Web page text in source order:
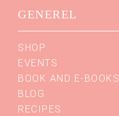
GENEREL
SHOP
EVENTS
BOOK AND E-BOOKS
BLOG
RECIPES